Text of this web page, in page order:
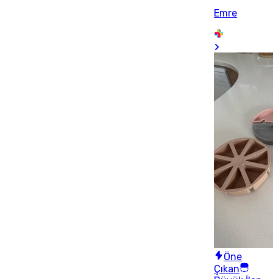
Emre
Öne
Çıkan